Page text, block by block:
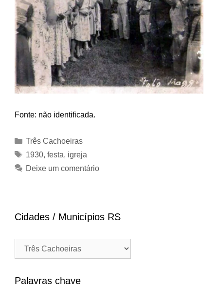
Fonte: não identificada.
Categorias
Três Cachoeiras
Tags
1930, festa, igreja
Deixe um comentário
Cidades / Municípios RS
Municípios
Palavras chave